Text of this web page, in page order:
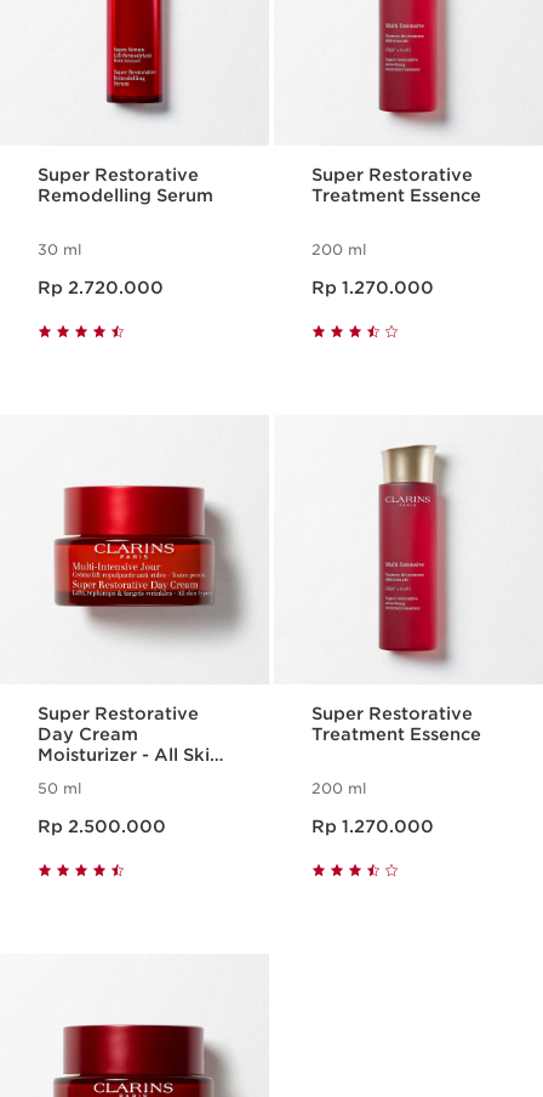
Super Restorative
Remodelling Serum
30 ml
Rp 2.720.000
Super Restorative
Treatment Essence
200 ml
Rp 1.270.000
Super Restorative
Day Cream
Moisturizer - All Skin
50 ml
Rp 2.500.000
Super Restorative
Treatment Essence
200 ml
Rp 1.270.000